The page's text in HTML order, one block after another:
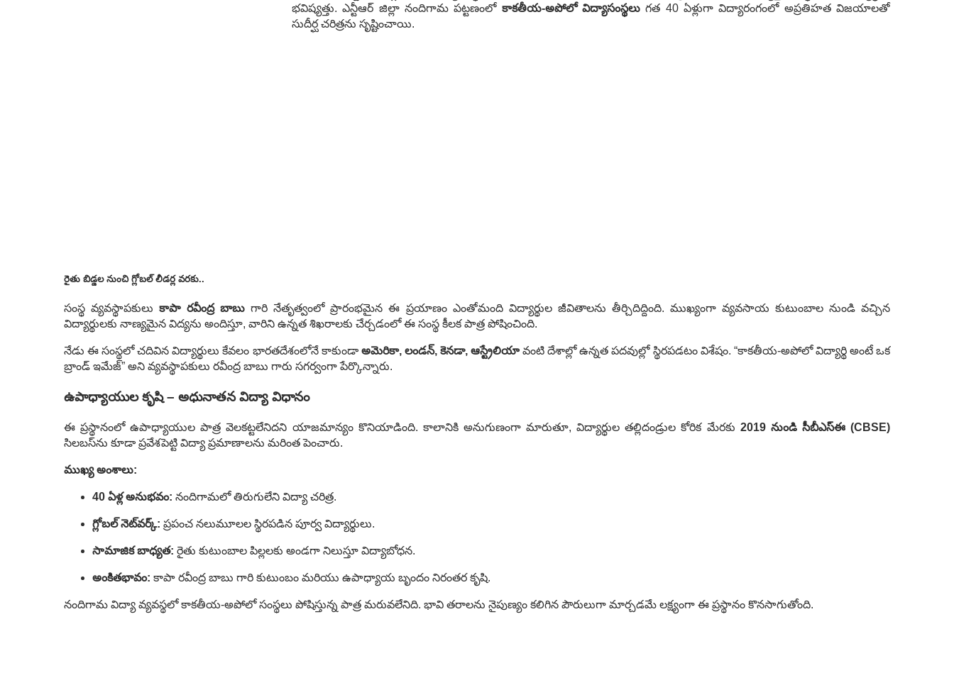
భవిష్యత్తు. ఎన్టీఆర్ జిల్లా నందిగామ పట్టణంలో కాకతీయ-అపోలో విద్యాసంస్థలు గత 40 ఏళ్లుగా విద్యారంగంలో అప్రతిహత విజయాలతో
సుదీర్ఘ చరిత్రను సృష్టించాయి.
రైతు బిడ్డల నుంచి గ్లోబల్ లీడర్ల వరకు..
సంస్థ వ్యవస్థాపకులుకాపా రవీంద్ర బాబు గారి నేతృత్వంలో ప్రారంభమైన ఈ ప్రయాణం ఎంతోమంది విద్యార్థుల జీవితాలను తీర్చిదిద్దింది. ముఖ్యంగా వ్యవసాయ కుటుంబాల నుండి వచ్చిన
విద్యార్థులకు నాణ్యమైన విద్యను అందిస్తూ, వారిని ఉన్నత శిఖరాలకు చేర్చడంలో ఈ సంస్థ కీలక పాత్ర పోషించింది.
నేడు ఈ సంస్థలో చదివిన విద్యార్థులు కేవలం భారతదేశంలోనే కాకుండా అమెరికా, లండన్, కెనడా, ఆస్ట్రేలియా వంటి దేశాల్లో ఉన్నత పదవుల్లో స్థిరపడటం విశేషం. “కాకతీయ-అపోలో విద్యార్థి అంటే ఒక
బ్రాండ్ ఇమేజ్” అని వ్యవస్థాపకులు రవీంద్ర బాబు గారు సగర్వంగా పేర్కొన్నారు.
ఉపాధ్యాయుల కృషి – అధునాతన విద్యా విధానం
ఈ ప్రస్థానంలో ఉపాధ్యాయుల పాత్ర వెలకట్టలేనిదని యాజమాన్యం కొనియాడింది. కాలానికి అనుగుణంగా మారుతూ, విద్యార్థుల తల్లిదండ్రుల కోరిక మేరకు 2019 నుండి సీబీఎస్ఈ (CBSE)
సిలబస్‌ను కూడా ప్రవేశపెట్టి విద్యా ప్రమాణాలను మరింత పెంచారు.
ముఖ్య అంశాలు:
40 ఏళ్ల అనుభవం: నందిగామలో తిరుగులేని విద్యా చరిత్ర.
గ్లోబల్ నెట్‌వర్క్: ప్రపంచ నలుమూలల స్థిరపడిన పూర్వ విద్యార్థులు.
సామాజిక బాధ్యత: రైతు కుటుంబాల పిల్లలకు అండగా నిలుస్తూ విద్యాబోధన.
అంకితభావం: కాపా రవీంద్ర బాబు గారి కుటుంబం మరియు ఉపాధ్యాయ బృందం నిరంతర కృషి.
నందిగామ విద్యా వ్యవస్థలో కాకతీయ-అపోలో సంస్థలు పోషిస్తున్న పాత్ర మరువలేనిది. భావి తరాలను నైపుణ్యం కలిగిన పౌరులుగా మార్చడమే లక్ష్యంగా ఈ ప్రస్థానం కొనసాగుతోంది.